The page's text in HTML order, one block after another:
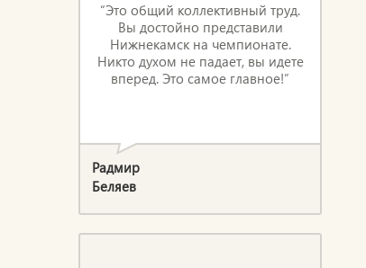
“Это общий коллективный труд.
Вы достойно представили
Нижнекамск на чемпионате.
Никто духом не падает, вы идете
вперед. Это самое главное!”
Радмир
Беляев